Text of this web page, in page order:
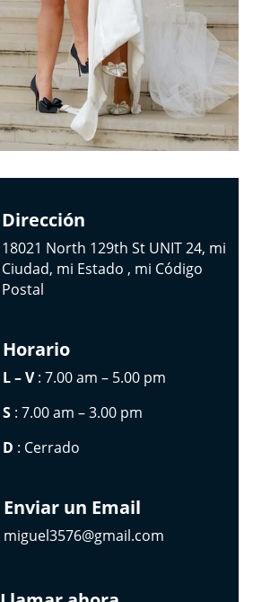
Dirección
18021 North 129th St UNIT 24, mi
Ciudad, mi Estado , mi Código
Postal
Horario
L – V: 7.00 am – 5.00 pm
S: 7.00 am – 3.00 pm
D : Cerrado
Enviar un Email
miguel3576@gmail.com